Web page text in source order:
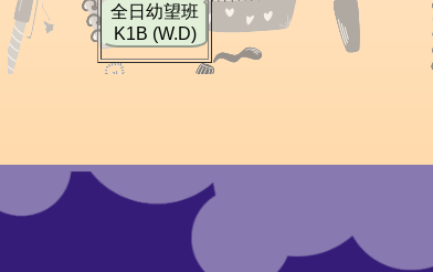
全日幼望班
K1B (W.D)